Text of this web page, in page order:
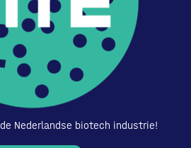
Nederlandse biotech industrie!